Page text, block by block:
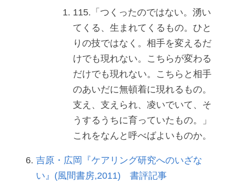
115.「つくったのではない。湧い
てくる、生まれてくるもの。ひと
りの技ではなく。相手を変えるだ
けでも現れない。こちらが変わる
だけでも現れない。こちらと相手
のあいだに無頓着に現れるもの。
支え、支えられ、凌いでいて、そ
うするうちに育っていたもの。」
これをなんと呼べばよいものか。
吉原・広岡『ケアリング研究へのいざな
い』(風間書房,2011)
書評記事